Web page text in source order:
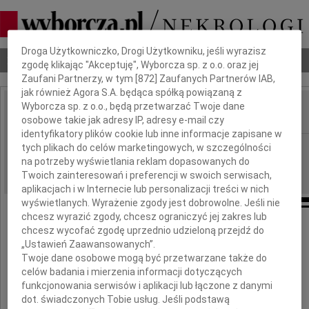
Nekrologi Odeszli Poradnik pogrzebowy
IMIĘ I NAZWISKO:
REGION: Lublin
DATA EMISJI: 23.10.2020
Panu Dyrektorowi
Piotrowi Szafrańskiemu,
Jego Rodzinie i Bliskim
Dbamy o Twoją prywatność
Droga Użytkowniczko, Drogi Użytkowniku, jeśli wyrazisz
zgodę klikając "Akceptuję", Wyborcza sp. z o.o. oraz jej
Zaufani Partnerzy, w tym [872 ] Zaufanych Partnerów IAB,
jak również Agora S.A. będąca spółką powiązaną z
Wyborcza sp. z o.o., będą przetwarzać Twoje dane
osobowe takie jak adresy IP, adresy e-mail czy
identyfikatory plików cookie lub inne informacje zapisane w
tych plikach do celów marketingowych, w szczególności
na potrzeby wyświetlania reklam dopasowanych do
Twoich zainteresowań i preferencji w swoich serwisach,
aplikacjach i w Internecie lub personalizacji treści w nich
wyświetlanych. Wyrażenie zgody jest dobrowolne. Jeśli nie
chcesz wyrazić zgody, chcesz ograniczyć jej zakres lub
chcesz wycofać zgodę uprzednio udzieloną przejdź do
„Ustawień Zaawansowanych”.
Twoje dane osobowe mogą być przetwarzane także do
celów badania i mierzenia informacji dotyczących
funkcjonowania serwisów i aplikacji lub łączone z danymi
dot. świadczonych Tobie usług. Jeśli podstawą